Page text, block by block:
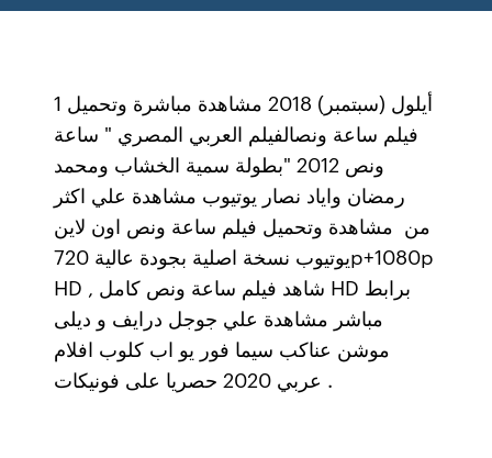
1 أيلول (سبتمبر) 2018 مشاهدة مباشرة وتحميل
فيلم ساعة ونصالفيلم العربي المصري " ساعة
ونص 2012 "بطولة سمية الخشاب ومحمد
رمضان واياد نصار يوتيوب مشاهدة علي اكثر
من مشاهدة وتحميل فيلم ساعة ونص اون لاين
يوتيوب نسخة اصلية بجودة عالية 720p+1080p
HD , شاهد فيلم ساعة ونص كامل HD برابط
مباشر مشاهدة علي جوجل درايف و ديلى
موشن عناكب سيما فور يو اب كلوب افلام
عربي 2020 حصريا على فونيكات .